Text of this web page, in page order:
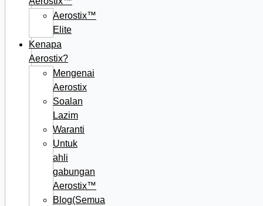
Aerostix™
Elite
Kenapa
Aerostix?
Mengenai
Aerostix
Soalan
Lazim
Waranti
Untuk
ahli
gabungan
Aerostix™
Blog(Semua